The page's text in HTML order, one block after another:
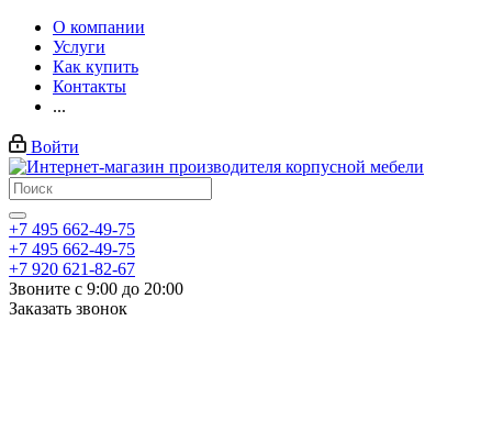
О компании
Услуги
Как купить
Контакты
...
Войти
+7 495 662-49-75
+7 495 662-49-75
+7 920 621-82-67
Звоните с 9:00 до 20:00
Заказать звонок